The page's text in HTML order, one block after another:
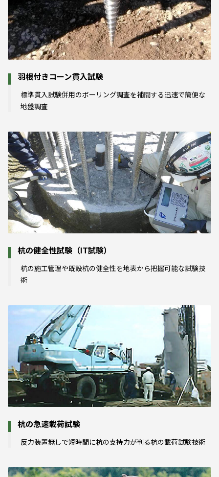
羽根付きコーン貫入試験
標準貫入試験併用のボーリング調査を補間する迅速で簡便な
地盤調査
杭の健全性試験（IT試験）
杭の施工管理や既設杭の健全性を地表から把握可能な試験技
術
杭の急速載荷試験
反力装置無しで短時間に杭の支持力が判る杭の載荷試験技術